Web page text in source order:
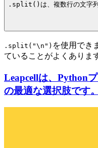
.split() は、複数行の文字
.split("\n") を使用でき
ていることがよくありま
Leapcellは、Python
の最適な選択肢です。